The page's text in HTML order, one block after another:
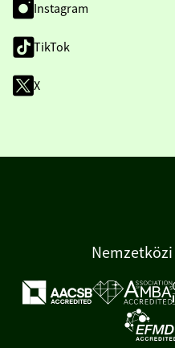
Instagram
TikTok
X